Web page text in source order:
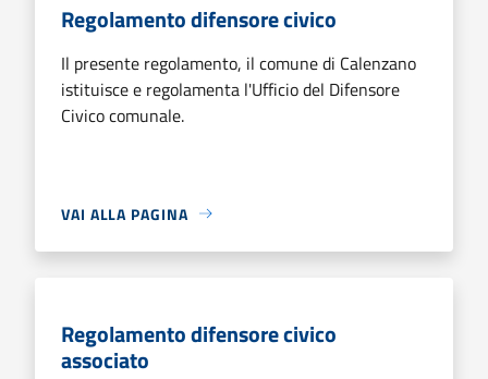
Regolamento difensore civico
Il presente regolamento, il comune di Calenzano
istituisce e regolamenta l'Ufficio del Difensore
Civico comunale.
VAI ALLA PAGINA
Regolamento difensore civico
associato